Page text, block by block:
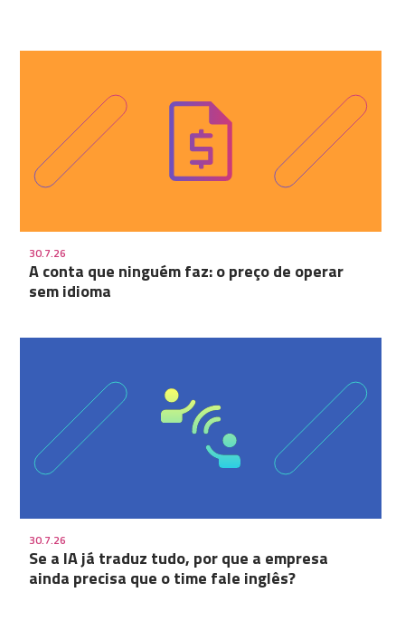
30.7.26
A conta que ninguém faz: o preço de operar
sem idioma
30.7.26
Se a IA já traduz tudo, por que a empresa
ainda precisa que o time fale inglês?